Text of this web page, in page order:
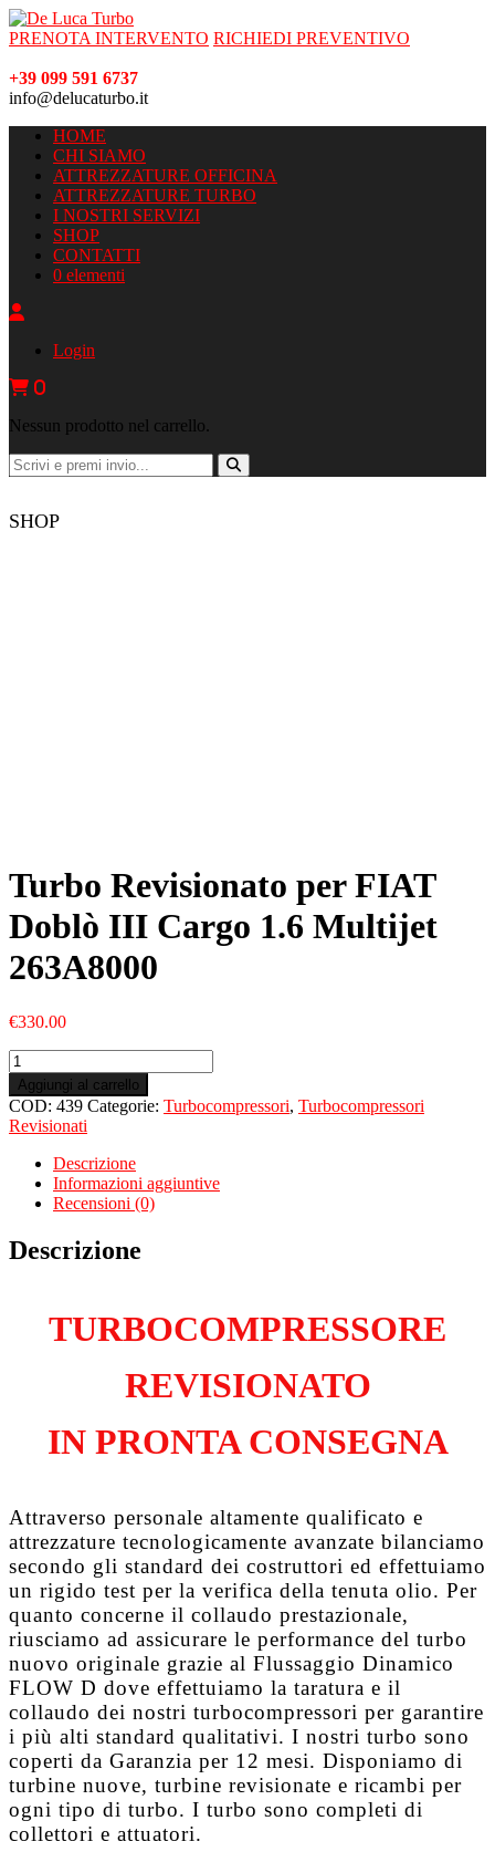
PRENOTA INTERVENTO RICHIEDI PREVENTIVO
+39 099 591 6737
info@delucaturbo.it
HOME
CHI SIAMO
ATTREZZATURE OFFICINA
ATTREZZATURE TURBO
I NOSTRI SERVIZI
SHOP
CONTATTI
0 elementi
Login
0
Nessun prodotto nel carrello.
SHOP
Turbo Revisionato per FIAT
Doblò III Cargo 1.6 Multijet
263A8000
€330.00
Turbo
Revisionato
per
FIAT
Doblò
Cargo
Multijet
263A8000
quantità
Aggiungi al carrello
COD: 439 Categorie: Turbocompressori, Turbocompressori
Revisionati
Descrizione
Informazioni aggiuntive
Recensioni (0)
Descrizione
TURBOCOMPRESSORE
REVISIONATO
IN PRONTA CONSEGNA
Attraverso personale altamente qualificato e
attrezzature tecnologicamente avanzate bilanciamo
secondo gli standard dei costruttori ed effettuiamo
un rigido test per la verifica della tenuta olio. Per
quanto concerne il collaudo prestazionale,
riusciamo ad assicurare le performance del turbo
nuovo originale grazie al Flussaggio Dinamico
FLOW D dove effettuiamo la taratura e il
collaudo dei nostri turbocompressori per garantire
i più alti standard qualitativi. I nostri turbo sono
coperti da Garanzia per 12 mesi. Disponiamo di
turbine nuove, turbine revisionate e ricambi per
ogni tipo di turbo. I turbo sono completi di
collettori e attuatori.